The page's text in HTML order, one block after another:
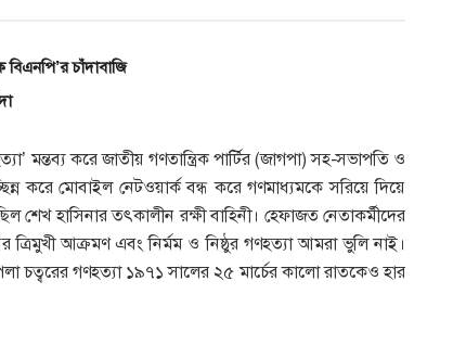
চাঁদাবাজি
মন্তব্য করে জাতীয় গণতান্ত্রিক পার্টির (জাগপা) সহ-সভাপতি ও
করে মোবাইল নেটওয়ার্ক বন্ধ করে গণমাধ্যমকে সরিয়ে দিয়ে
শেখ হাসিনার তৎকালীন রক্ষী বাহিনী। হেফাজত নেতাকর্মীদের
ত্রিমুখী আক্রমণ এবং নির্মম ও নিষ্ঠুর গণহত্যা আমরা ভুলি নাই।
চত্বরের গণহত্যা ১৯৭১ সালের ২৫ মার্চের কালো রাতকেও হার